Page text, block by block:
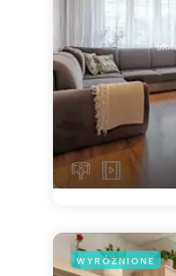
WYRÓŻNIONE